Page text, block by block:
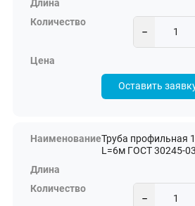
−
Оставить
Труба профильная
L=6м ГОСТ 30245-03
−